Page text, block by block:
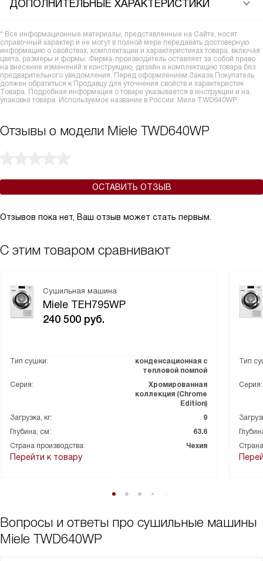
ДОПОЛНИТЕЛЬНЫЕ ХАРАКТЕРИСТИКИ
* Все информационные материалы, представленные на Сайте, носят
справочный характер и не могут в полной мере передавать достоверную
информацию о свойствах, комплектации и характеристиках товара, включая
цвета, размеры и формы. Фирма-производитель оставляет за собой право
на внесение изменений в конструкцию, дизайн и комплектацию товара без
предварительного уведомления. Перед оформлением Заказа Покупатель
должен обратиться к Продавцу для уточнения свойств и характеристик
Товара. Подробная информация о товаре указывается в инструкции и на
упаковке товара. Используемое название в России: Миле TWD640WP
Отзывы о модели Miele TWD640WP
ОСТАВИТЬ ОТЗЫВ
Отзывов пока нет, Ваш отзыв может стать первым.
С этим товаром сравнивают
Сушильная машина
Miele TEH795WP
240 500 руб.
Тип сушки:
конденсационная с
тепловой помпой
Серия:
Хромированная
коллекция (Chrome
Edition)
Загрузка, кг:
9
Глубина, см:
63.6
Страна производства:
Чехия
Перейти к товару
Тип
Серия:
Вопросы и ответы про сушильные машины
Miele TWD640WP